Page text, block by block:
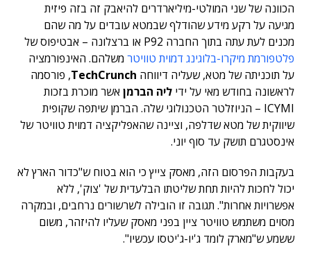
הכוונה של שני המולטי-מיליארדרים להיאבק זה בזה פיזית
מגיעה על רקע מידע שהודלף שבמטא עובדים על מה שהם
מכנים לעת עתה בתוך החברה P92 או ברצלונה – אבטיפוס של
פלטפורמת מיקרו-בלוגינג דמוית טוויטר משלהם. האינפורמציה
על תוכניתה של מטא, שעליה דיווחה TechCrunch, פורסמה
לראשונה בחודש מאי על ידי ליה הברמן אשר מוכרת בזכות
ICYMI – הניוזלטר הטכנולוגי שלה. הברמן שיתפה שקופית
שיווקית של מטא שדלפה, וציינה שהאפליקציה דמוית טוויטר של
אינסטגרם תושק עד סוף יוני.
בעקבות הפרסום הזה, מאסק צייץ כי הוא בטוח ש"כדור הארץ לא
יכול לחכות להיות תחת שליטתו הבלעדית של 'צוק', ללא
אפשרויות אחרות". תגובה זו הובילה לשרשורים נרחבים, ובמקרה
מסוים משתמש טוויטר ציין בפני מאסק שעליו להיזהר, משום
ששמע ש"מארק לומד ג'יו-ג'יטסו עכשיו".